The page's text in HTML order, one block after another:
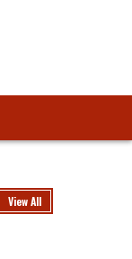
View All